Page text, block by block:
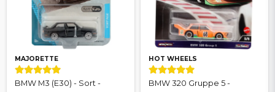
MAJORETTE
BMW M3 (E30) - Sort -
HOT WHEELS
BMW 320 Gruppe 5 -